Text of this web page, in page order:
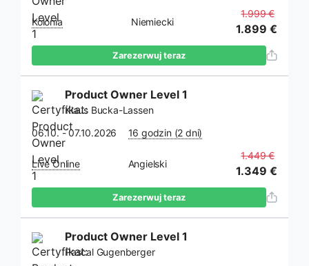
this
field
Kolonia Niemiecki
1.999 €
1.899 €
Zarezerwuj teraz
Product Owner Level 1
Klaus Bucka-Lassen
06.10. - 07.10.2026
16 godzin (2 dni)
Live Online Angielski
1.449 €
1.349 €
Zarezerwuj teraz
Product Owner Level 1
Pascal Gugenberger